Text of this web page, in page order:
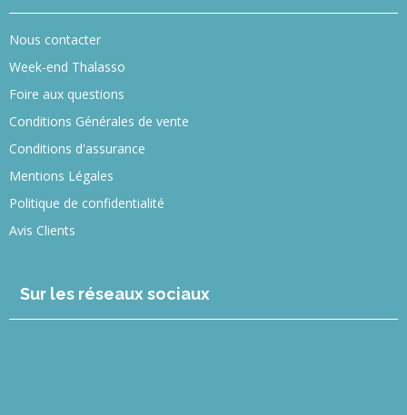
Nous contacter
Week-end Thalasso
Foire aux questions
Conditions Générales de vente
Conditions d'assurance
Mentions Légales
Politique de confidentialité
Avis Clients
Sur les réseaux sociaux